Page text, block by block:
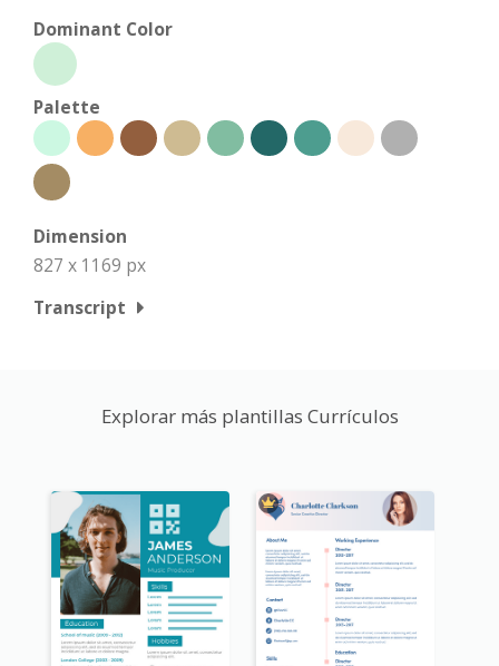
Dominant Color
Palette
Dimension
827 x 1169 px
Transcript
Explorar más plantillas Currículos